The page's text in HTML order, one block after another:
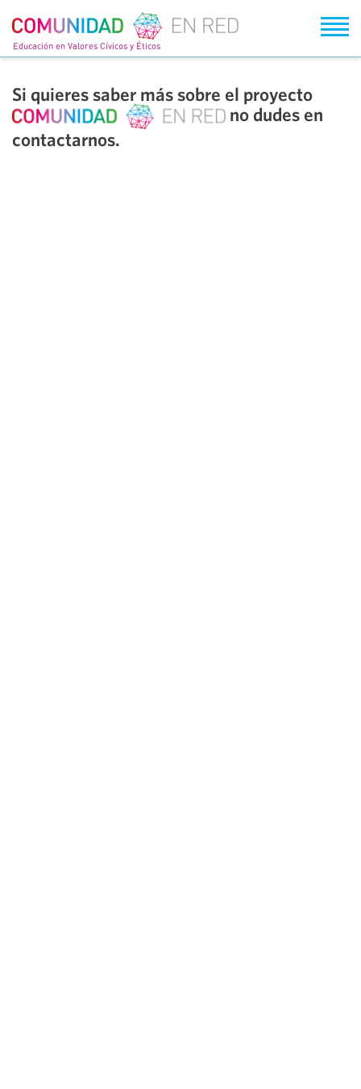
Educación en Valores Cívicos y Éticos
Si quieres saber más sobre el proyecto
no dudes en
contactarnos.